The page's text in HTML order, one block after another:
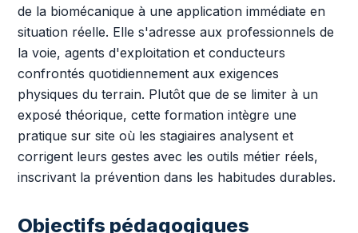
de la biomécanique à une application immédiate en
situation réelle. Elle s'adresse aux professionnels de
la voie, agents d'exploitation et conducteurs
confrontés quotidiennement aux exigences
physiques du terrain. Plutôt que de se limiter à un
exposé théorique, cette formation intègre une
pratique sur site où les stagiaires analysent et
corrigent leurs gestes avec les outils métier réels,
inscrivant la prévention dans les habitudes durables.
Objectifs pédagogiques